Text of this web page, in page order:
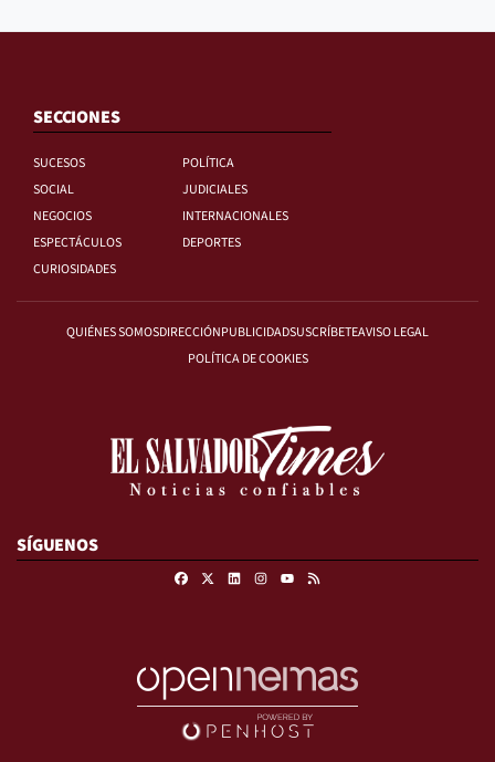
SECCIONES
SUCESOS
POLÍTICA
SOCIAL
JUDICIALES
NEGOCIOS
INTERNACIONALES
ESPECTÁCULOS
DEPORTES
CURIOSIDADES
QUIÉNES SOMOSDIRECCIÓNPUBLICIDADSUSCRÍBETEAVISO LEGAL
POLÍTICA DE COOKIES
SÍGUENOS
FacebookLinkedinInstagram